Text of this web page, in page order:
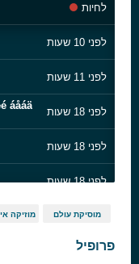
לחיות
לפני 10 שעות
לפני 11 שעות
áåáä
לפני 18 שעות
לפני 18 שעות
לפני 18 שעות
לפני 18 שעות
לפני 18 שעות
מוזיקה מוסיקת עולם
פרופיל